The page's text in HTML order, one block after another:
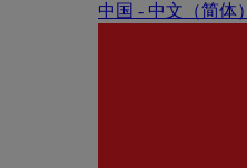
中国 - 中⽂（简体）